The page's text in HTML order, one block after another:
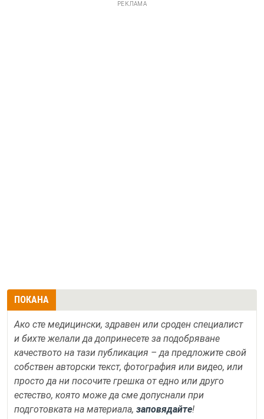
РЕКЛАМА
ПОКАНА
Ако сте медицински, здравен или сроден специалист
и бихте желали да допринесете за подобряване
качеството на тази публикация – да предложите свой
собствен авторски текст, фотография или видео, или
просто да ни посочите грешка от едно или друго
естество, която може да сме допуснали при
подготовката на материала, заповядайте!